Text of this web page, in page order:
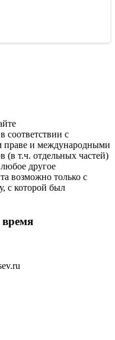
соответствии с
праве и международными
(в т.ч. отдельных частей)
другое
возможно только с
с которой был
время